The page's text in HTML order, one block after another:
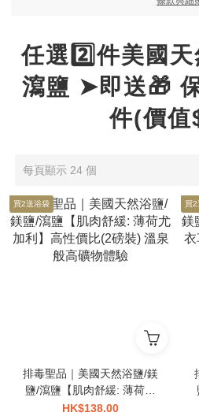
任選2️⃣件美國
瀉鹽 ➤即送🎁
件(價值
每頁顯示 24 個
買2送浴袋
排毒聖品｜美國天然浴鹽/鎂
鹽/瀉鹽【肌肉舒緩: 薄荷尤
加利】高性價比(2磅裝) 溫泉
HK$138.00
買2